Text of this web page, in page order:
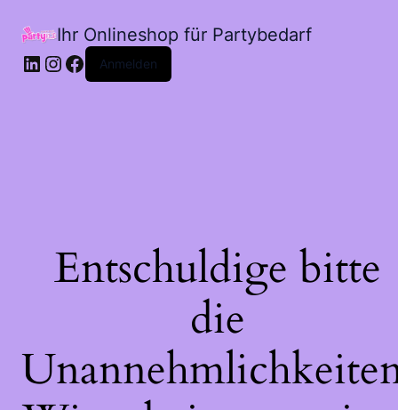
Ihr Onlineshop für Partybedarf
LinkedIn
Instagram
Facebook
Anmelden
Entschuldige bitte
die